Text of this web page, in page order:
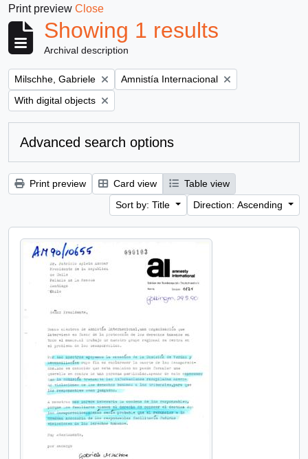
Print preview Close
Showing 1 results
Archival description
Remove filter:
Milschhe, Gabriele Remove filter:
Amnistía Internacional
Remove filter:
With digital objects
Advanced search options
Print preview Card view
Table view
Sort by: Title
Direction: Ascending